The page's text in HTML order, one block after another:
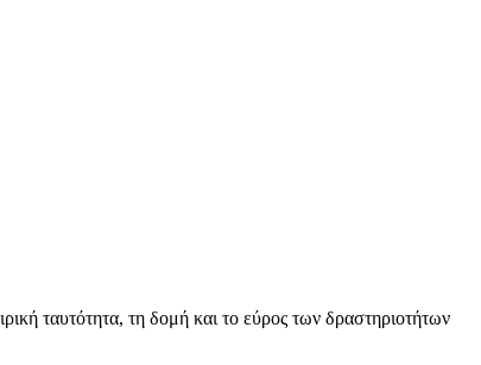
ταυτότητα, τη δομή και το εύρος των δραστηριοτήτων